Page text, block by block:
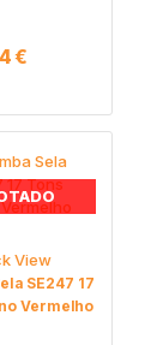
€
View
SE247 17
Vermelho